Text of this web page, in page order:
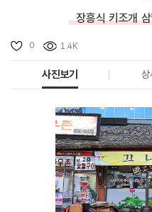
장흥식 키조개
0 1.4K
사진보기